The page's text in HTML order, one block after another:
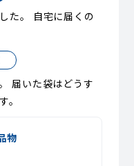
た。 自宅に届くの
届いた袋はどうす
。
物